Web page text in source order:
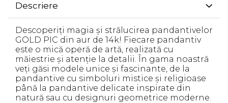
Descriere
Descoperiți magia și strălucirea pandantivelor
GOLD PIC din aur de 14k! Fiecare pandantiv
este o mică operă de artă, realizată cu
măiestrie și atenție la detalii. În gama noastră
veți găsi modele unice și fascinante, de la
pandantive cu simboluri mistice și religioase
până la pandantive delicate inspirate din
natură sau cu designuri geometrice moderne.